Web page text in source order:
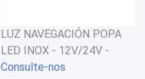
LUZ NAVEGACIÓN POPA
LED INOX - 12V/24V -
2.2W - 2 MN
Consulte-nos